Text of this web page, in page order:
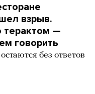
взрыв.
терактом —
говорить
без ответов